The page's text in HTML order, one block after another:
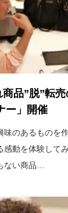
品”脱”転
ー」開催
味のあるものを
感動を体験して
ない商品…